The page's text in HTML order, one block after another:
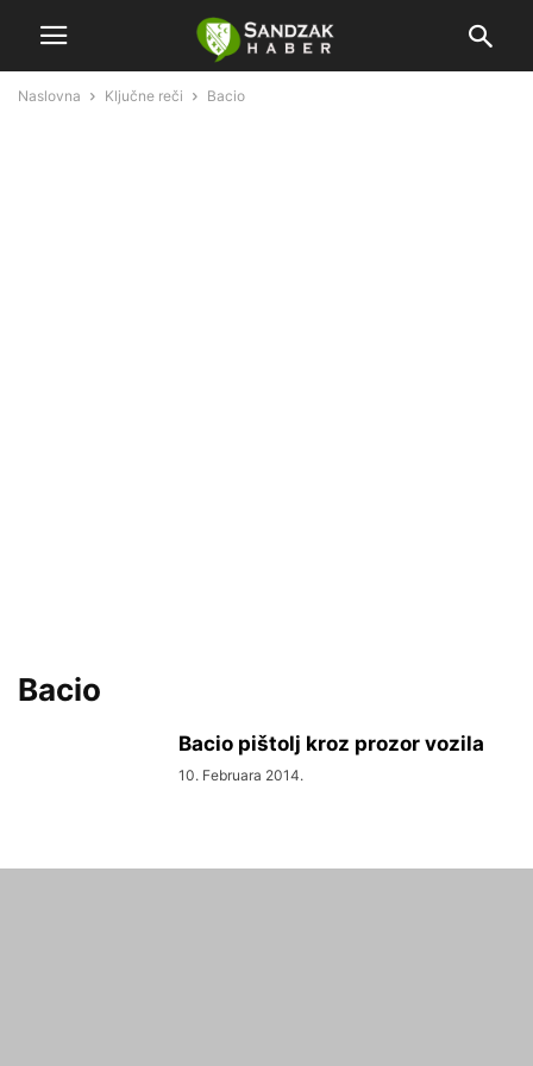
Naslovna Ključne reči Bacio
Bacio
Bacio pištolj kroz prozor vozila
10. Februara 2014.